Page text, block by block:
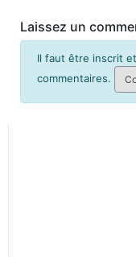
Laissez un
Il faut être inscrit
commentaires.